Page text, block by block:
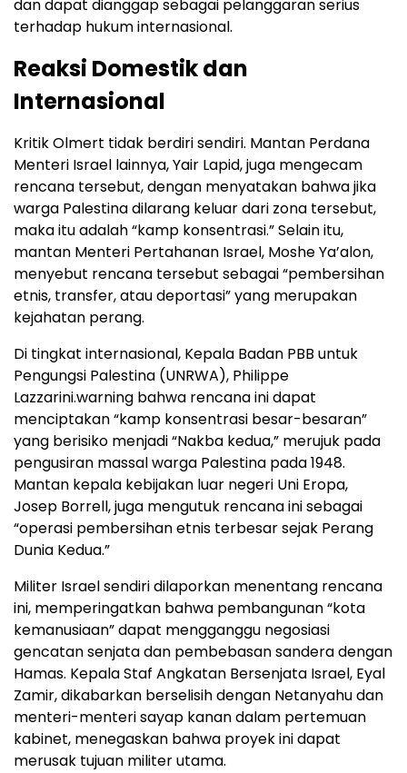
dan dapat dianggap sebagai pelanggaran serius
terhadap hukum internasional.
Reaksi Domestik dan
Internasional
Kritik Olmert tidak berdiri sendiri. Mantan Perdana
Menteri Israel lainnya, Yair Lapid, juga mengecam
rencana tersebut, dengan menyatakan bahwa jika
warga Palestina dilarang keluar dari zona tersebut,
maka itu adalah “kamp konsentrasi.” Selain itu,
mantan Menteri Pertahanan Israel, Moshe Ya’alon,
menyebut rencana tersebut sebagai “pembersihan
etnis, transfer, atau deportasi” yang merupakan
kejahatan perang.
Di tingkat internasional, Kepala Badan PBB untuk
Pengungsi Palestina (UNRWA), Philippe
Lazzarini.warning bahwa rencana ini dapat
menciptakan “kamp konsentrasi besar-besaran”
yang berisiko menjadi “Nakba kedua,” merujuk pada
pengusiran massal warga Palestina pada 1948.
Mantan kepala kebijakan luar negeri Uni Eropa,
Josep Borrell, juga mengutuk rencana ini sebagai
“operasi pembersihan etnis terbesar sejak Perang
Dunia Kedua.”
Militer Israel sendiri dilaporkan menentang rencana
ini, memperingatkan bahwa pembangunan “kota
kemanusiaan” dapat mengganggu negosiasi
gencatan senjata dan pembebasan sandera dengan
Hamas. Kepala Staf Angkatan Bersenjata Israel, Eyal
Zamir, dikabarkan berselisih dengan Netanyahu dan
menteri-menteri sayap kanan dalam pertemuan
kabinet, menegaskan bahwa proyek ini dapat
merusak tujuan militer utama.